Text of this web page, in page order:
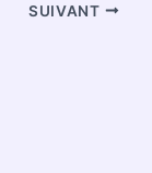
SUIVANT